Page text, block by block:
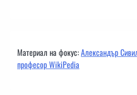
Материал на фокус:Александър
професор WikiPedia